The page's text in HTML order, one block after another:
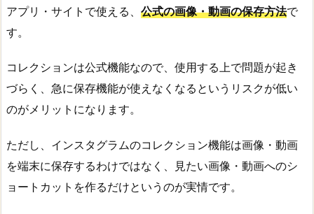
アプリ・サイトで使える、 公式の画像・動画の保存方法で
す。
コレクションは公式機能なので、使用する上で問題が起き
づらく、急に保存機能が使えなくなるというリスクが低い
のがメリットになります。
ただし、インスタグラムのコレクション機能は画像・動画
を端末に保存するわけではなく、見たい画像・動画へのシ
ョートカットを作るだけというのが実情です。